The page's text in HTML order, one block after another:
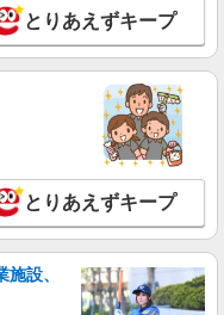
円（経験・能力等による）
間中は、時給1,230円。資
時給1,850円〜/身体介護:時
、18:00〜20:00は時給
ヶ谷区岩井町123-2
詳細を見る
デイサービス！生活サポ
円 ＜交通費全支給(ガソリ
とりあえずキープ
とりあえずキープ
設、